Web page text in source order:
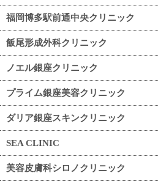
福岡博多駅前通中央クリニック
飯尾形成外科クリニック
ノエル銀座クリニック
プライム銀座美容クリニック
ダリア銀座スキンクリニック
SEA CLINIC
美容皮膚科シロノクリニック